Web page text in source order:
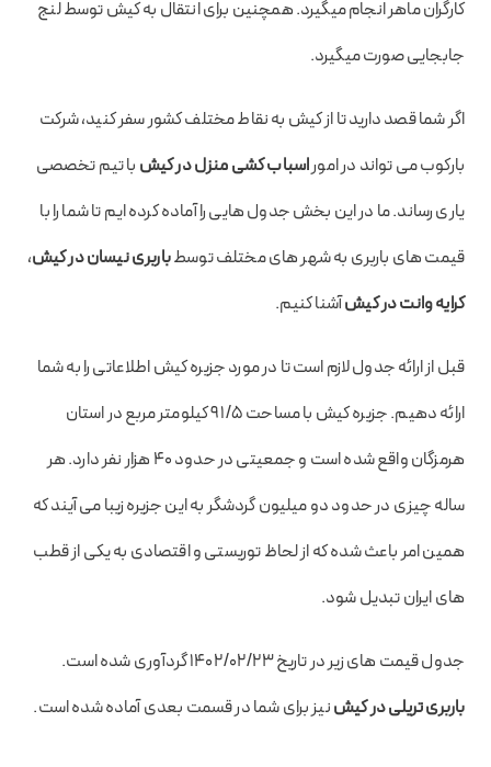
کارگران ماهر انجام میگیرد. همچنین برای انتقال به کیش توسط لنج
جابجایی صورت میگیرد.
اگر شما قصد دارید تا از کیش به نقاط مختلف کشور سفر کنید، شرکت
بارکوب می تواند در اموراسباب کشی منزل در کیش با تیم تخصصی
یاری رساند. ما در این بخش جدول هایی را آماده کرده ایم تا شما را با
قیمت های باربری به شهر های مختلف توسطباربری نیسان در کیش،
کرایه وانت در کیشآشنا کنیم.
قبل از ارائه جدول لازم است تا در مورد جزیره کیش اطلاعاتی را به شما
ارائه دهیم. جزیره کیش با مساحت ۹۱/۵ کیلومتر مربع در استان
هرمزگان واقع شده است و جمعیتی در حدود ۴۰ هزار نفر دارد. هر
ساله چیزی در حدود دو میلیون گردشگر به این جزیره زیبا می آیند که
همین امر باعث شده که از لحاظ توریستی و اقتصادی به یکی از قطب
های ایران تبدیل شود.
جدول قیمت های زیر در تاریخ ۱۴۰۲/۰۲/۲۳ گردآوری شده است.
باربری تریلی در کیشنیز برای شما در قسمت بعدی آماده شده است.